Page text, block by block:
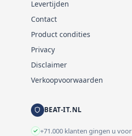
Levertijden
Contact
Product condities
Privacy
Disclaimer
Verkoopvoorwaarden
BEAT-IT.NL
+71.000 klanten gingen u voor